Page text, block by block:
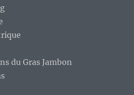
du Gras Jambon